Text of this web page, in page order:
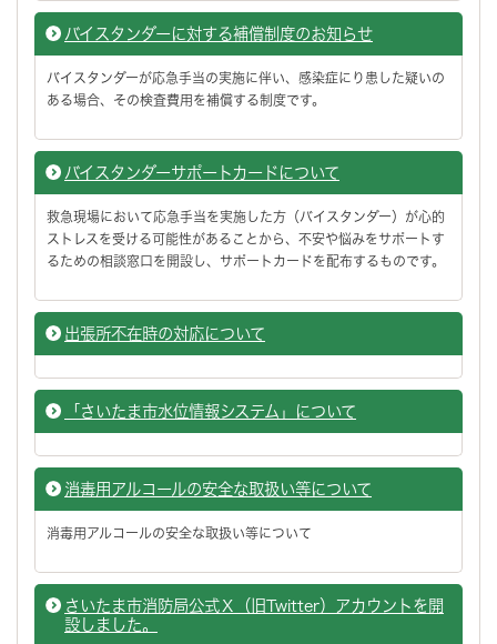
バイスタンダーに対する補償制度のお知らせ
バイスタンダーが応急手当の実施に伴い、感染症にり患した疑いの
ある場合、その検査費用を補償する制度です。
バイスタンダーサポートカードについて
救急現場において応急手当を実施した方（バイスタンダー）が心的
ストレスを受ける可能性があることから、不安や悩みをサポートす
るための相談窓口を開設し、サポートカードを配布するものです。
出張所不在時の対応について
「さいたま市水位情報システム」について
消毒用アルコールの安全な取扱い等について
消毒用アルコールの安全な取扱い等について
さいたま市消防局公式Ｘ（旧Twitter）アカウントを開
設しました。